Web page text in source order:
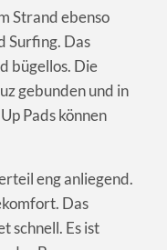
Strand ebenso
Surfing. Das
bügellos. Die
gebunden und in
Pads können
eng anliegend.
Das
schnell. Es ist